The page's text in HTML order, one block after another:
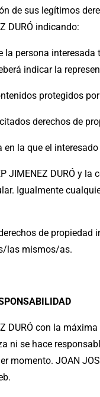
de sus legítimos
DURÓ indicando:
la persona
indicar la
protegidos
derechos de
en la que el
JIMENEZ DURÓ y
Igualmente
de
las mismos/as.
DURÓ con la
ni se hace
momento. JOAN